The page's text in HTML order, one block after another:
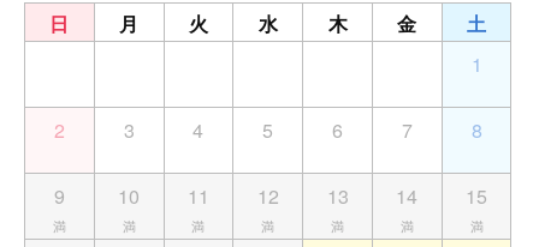
日 月 火 水 木 金
土
1
2 3 4 5 6 7 8
9 10 11 12 13 14 15